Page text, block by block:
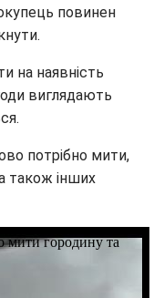
повинен
на наявність
виглядають
потрібно мити,
також інших